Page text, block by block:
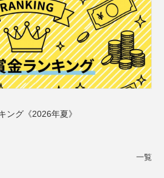
ング《2026年夏》
一覧